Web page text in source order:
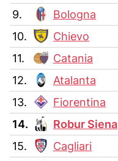
9.
Bologna
10.
Chievo
11.
Catania
12.
Atalanta
13.
Fiorentina
14.
Robur Siena
15.
Cagliari